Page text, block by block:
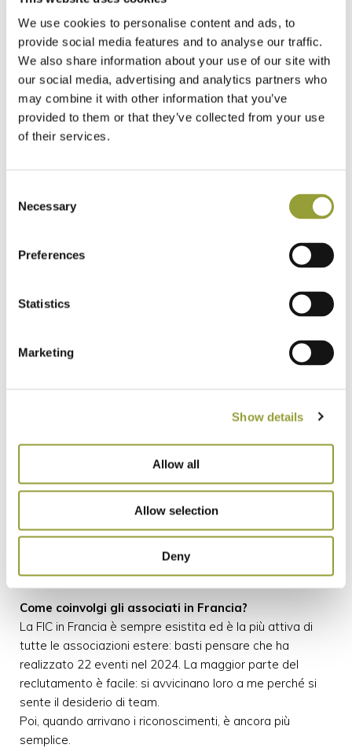
We use cookies to personalise content and ads, to
provide social media features and to analyse our traffic.
We also share information about your use of our site with
our social media, advertising and analytics partners who
may combine it with other information that you’ve
provided to them or that they’ve collected from your use
of their services.
Selection
Necessary
Preferences
Statistics
Marketing
Show details
Allow all
Allow selection
Deny
della Federazione: perché?
importante distributore di prodotti italiani per alcune
degustazioni di gastronomia “tricolore” in Francia.
prodotti e iniziare un percorso di affiancamento ai
scegliere per le loro referenze e come utilizzarli al meglio.
Garros, al parco Disneyland e anche in altri appuntamenti
Ho coinvolto la Federazione perché credo molto
nell’associazionismo e lo porto sempre con me, nelle mie
Come coinvolgi gli associati in Francia?
La FIC in Francia è sempre esistita ed è la più attiva di
tutte le associazioni estere: basti pensare che ha
realizzato 22 eventi nel 2024. La maggior parte del
reclutamento è facile: si avvicinano loro a me perché si
sente il desiderio di team.
Poi, quando arrivano i riconoscimenti, è ancora più
semplice.